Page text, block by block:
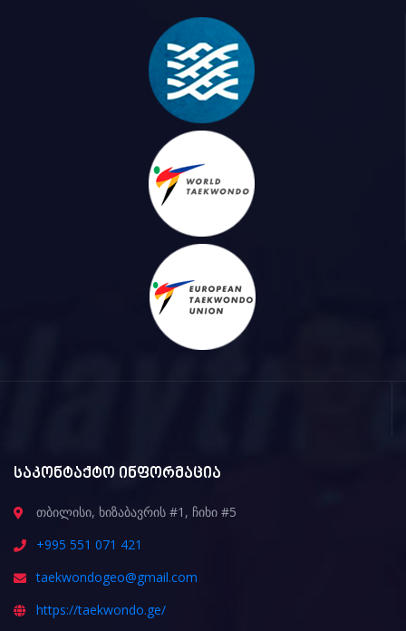
საკონტაქტო ინფორმაცია
თბილისი, ხიზაბავრის #1, ჩიხი #5
+995 551 071 421
taekwondogeo@gmail.com
https://taekwondo.ge/